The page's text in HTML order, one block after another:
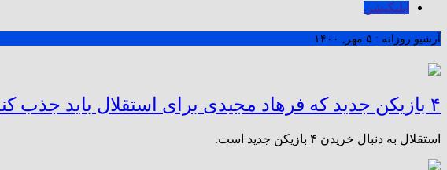
اپلیکیشن
آرشیو روزانه : ۵ مهر, ۱۴۰۰
۴ بازیکن جدید که فرهاد مجیدی برای استقلال باید جذب کند
استقلال به دنبال خریدن ۴ بازیکن جدید است.